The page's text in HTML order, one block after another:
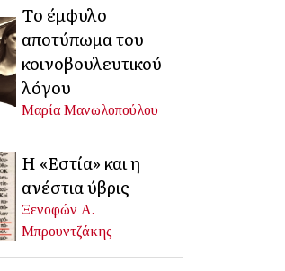
Το έμφυλο
αποτύπωμα του
κοινοβουλευτικού
λόγου
Μαρία Μανωλοπούλου
Η «Εστία» και η
ανέστια ύβρις
Ξενοφών Α.
Μπρουντζάκης